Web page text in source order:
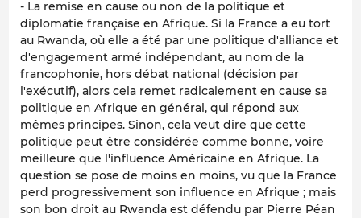
- La remise en cause ou non de la politique et
diplomatie française en Afrique. Si la France a eu tort
au Rwanda, où elle a été par une politique d'alliance et
d'engagement armé indépendant, au nom de la
francophonie, hors débat national (décision par
l'exécutif), alors cela remet radicalement en cause sa
politique en Afrique en général, qui répond aux
mêmes principes. Sinon, cela veut dire que cette
politique peut être considérée comme bonne, voire
meilleure que l'influence Américaine en Afrique. La
question se pose de moins en moins, vu que la France
perd progressivement son influence en Afrique ; mais
son bon droit au Rwanda est défendu par Pierre Péan